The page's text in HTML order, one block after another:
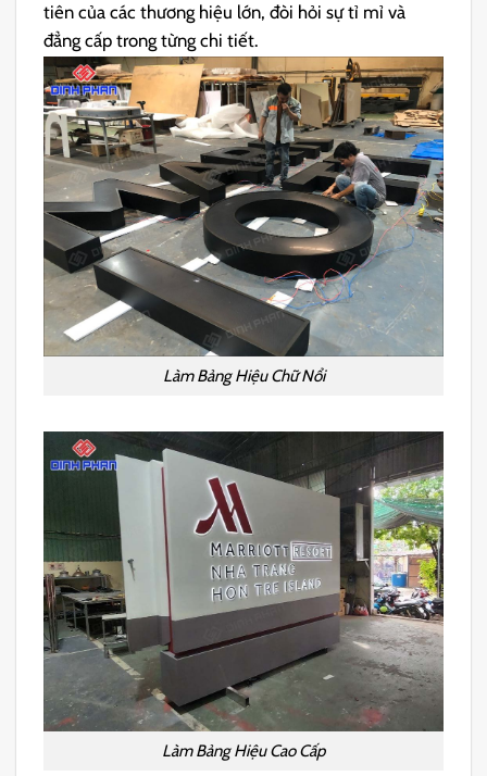
tiên của các thương hiệu lớn, đòi hỏi sự tỉ mỉ và
đẳng cấp trong từng chi tiết.
Làm Bảng Hiệu Chữ Nổi
Làm Bảng Hiệu Cao Cấp